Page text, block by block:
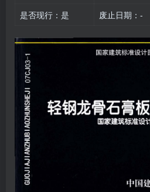
是否现行：是 废止日期：-